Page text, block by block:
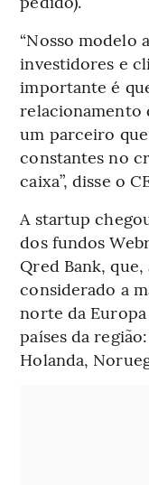
“Nosso modelo
investidores e
importante é
relacionamento
um parceiro
constantes no
caixa”, disse o
A startup
dos fundos
Qred Bank,
considerado a
norte da
países da
Holanda,